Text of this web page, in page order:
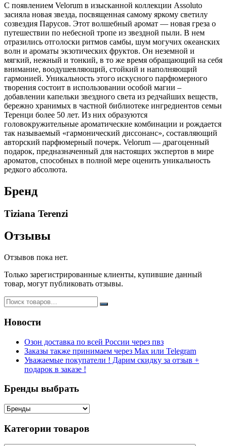
С появлением Velorum в изысканной коллекции Assoluto
засияла новая звезда, посвященная самому яркому светилу
созвездия Парусов. Этот волшебный аромат — новая греза о
путешествии по небесной тропе из звездной пыли. В нем
отразились отголоски ритмов самбы, шум могучих океанских
волн и ароматы экзотических фруктов. Он неземной и
мягкий, нежный и тонкий, в то же время обращающий на себя
внимание, воодушевляющий, стойкий и наполняющий
гармонией. Уникальность этого искусного парфюмерного
творения состоит в использовании особой магии –
добавлении капельки звездного света из редчайших веществ,
бережно хранимых в частной библиотеке ингредиентов семьи
Теренци более 50 лет. Из них образуются
головокружительные ароматические комбинации и рождается
так называемый «гармонический диссонанс», составляющий
авторский парфюмерный почерк. Velorum — драгоценный
подарок, предназначенный для настоящих экспертов в мире
ароматов, способных в полной мере оценить уникальность
редкого абсолюта.
Бренд
Tiziana Terenzi
Отзывы
Отзывов пока нет.
Только зарегистрированные клиенты, купившие данный
товар, могут публиковать отзывы.
Новости
Озон доставка по всей России через пвз
Заказы также принимаем через Max или Telegram
Уважаемые покупатели ! Дарим скидку за отзыв +
подарок в заказе !
Бренды выбрать
Категории товаров